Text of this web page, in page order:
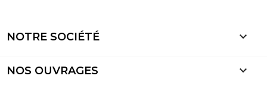
NOTRE SOCIÉTÉ 
NOS OUVRAGES 